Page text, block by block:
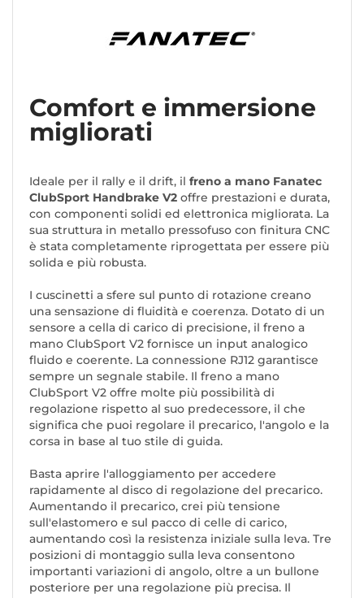
Comfort e immersione
migliorati
Ideale per il rally e il drift, il freno a mano Fanatec
ClubSport Handbrake V2 offre prestazioni e durata,
con componenti solidi ed elettronica migliorata. La
sua struttura in metallo pressofuso con finitura CNC
è stata completamente riprogettata per essere più
solida e più robusta.
I cuscinetti a sfere sul punto di rotazione creano
una sensazione di fluidità e coerenza. Dotato di un
sensore a cella di carico di precisione, il freno a
mano ClubSport V2 fornisce un input analogico
fluido e coerente. La connessione RJ12 garantisce
sempre un segnale stabile. Il freno a mano
ClubSport V2 offre molte più possibilità di
regolazione rispetto al suo predecessore, il che
significa che puoi regolare il precarico, l'angolo e la
corsa in base al tuo stile di guida.
Basta aprire l'alloggiamento per accedere
rapidamente al disco di regolazione del precarico.
Aumentando il precarico, crei più tensione
sull'elastomero e sul pacco di celle di carico,
aumentando così la resistenza iniziale sulla leva. Tre
posizioni di montaggio sulla leva consentono
importanti variazioni di angolo, oltre a un bullone
posteriore per una regolazione più precisa. Il